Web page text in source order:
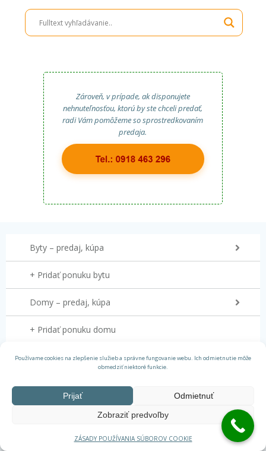
Používame cookies na zlepšenie služieb a správne fungovanie webu. Ich odmietnutie môže
obmedziť niektoré funkcie.
Prijať
Odmietnuť
Zobraziť predvoľby
ZÁSADY POUŽÍVANIA SÚBOROV COOKIE
Zároveň, v prípade, ak disponujete
nehnuteľnosťou, ktorú by ste chceli predať,
radi Vám pomôžeme so sprostredkovaním
predaja.
Byty – predaj, kúpa
+ Pridať ponuku bytu
Domy – predaj, kúpa
+ Pridať ponuku domu
Pozemky – predaj, kúpa
+ Pridať ponuku pozemku
Nájom – dopyt